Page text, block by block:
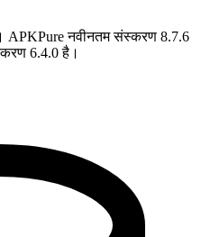
APKPure नवीनतम संस्करण 8.7.6
6.4.0 है।